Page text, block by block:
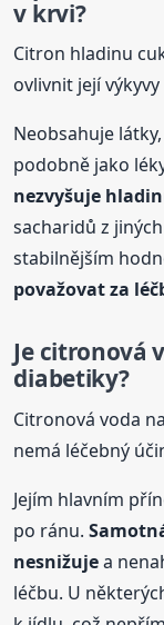
v krvi?
Citron hladinu
ovlivnit její
Neobsahuje
podobně jako
nezvyšuje
sacharidů z
stabilnějším
považovat za
Je citronová
diabetiky?
Citronová voda
nemá léčebný
Jejím hlavním
po ránu.
nesnižujea
léčbu. U